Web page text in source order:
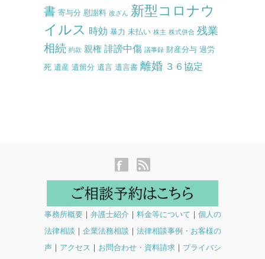
書 寄与分 慰謝料 改ざん 新型コロナウ
イルス 時効 暴力 未払い 株主 株式併合 残業
相続 約款 親権 誹謗中傷 議事録 財産分与 過労
死 遺産 遺留分 遺言 遺言書 離婚 ３６協定
事務所概要｜ 弁護士紹介 ｜ 料金等について ｜ 個人の
法律相談 ｜ 企業法務相談 ｜ 法律相談事例・お客様の
声｜ アクセス ｜ お問合わせ・資料請求｜ プライバシ